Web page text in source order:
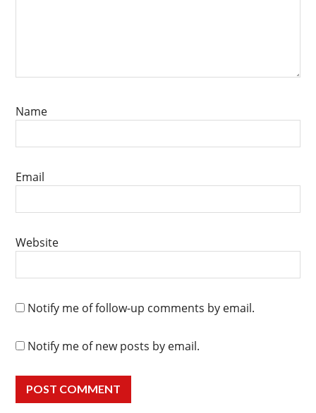
Name
Email
Website
Notify me of follow-up comments by email.
Notify me of new posts by email.